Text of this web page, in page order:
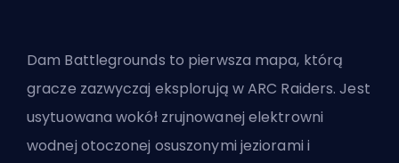
Dam Battlegrounds to pierwsza mapa, którą
gracze zazwyczaj eksplorują w ARC Raiders. Jest
usytuowana wokół zrujnowanej elektrowni
wodnej otoczonej osuszonymi jeziorami i